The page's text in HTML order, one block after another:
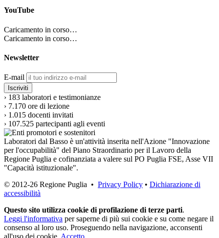
YouTube
Caricamento in corso…
Caricamento in corso…
Newsletter
E-mail
› 183 laboratori e testimonianze
› 7.170 ore di lezione
› 1.015 docenti invitati
› 107.525 partecipanti agli eventi
Laboratori dal Basso è un'attività inserita nell'Azione "Innovazione
per l'occupabilità" del Piano Straordinario per il Lavoro della
Regione Puglia e cofinanziata a valere sul PO Puglia FSE, Asse VII
"Capacità istituzionale".
© 2012-26 Regione Puglia • Privacy Policy • Dichiarazione di
accessibilità
Questo sito utilizza cookie di profilazione di terze parti.
Leggi l'informativa per saperne di più sui cookie e su come negare il
consenso al loro uso. Proseguendo nella navigazione, acconsenti